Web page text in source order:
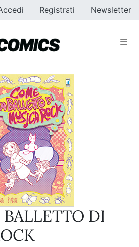
Registrati Newsletter
DI